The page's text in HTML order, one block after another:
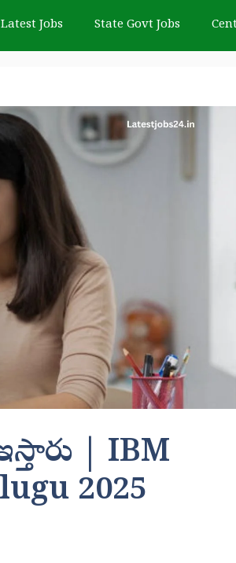
Latest Jobs State Govt Jobs
| IBM
2025